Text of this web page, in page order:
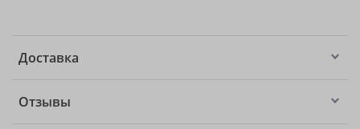
Доставка
Отзывы